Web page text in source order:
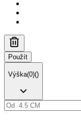
Použít
Výška(0)()